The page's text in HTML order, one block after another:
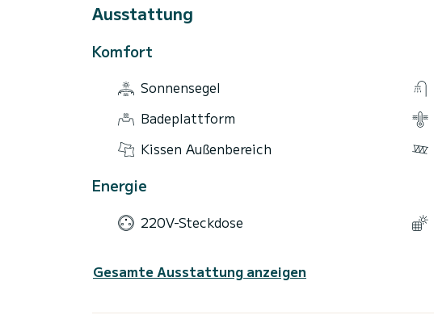
Ausstattung
Komfort
Sonnensegel
Badeplattform
Kissen Außenbereich
Energie
220V-Steckdose
Gesamte Ausstattung anzeigen